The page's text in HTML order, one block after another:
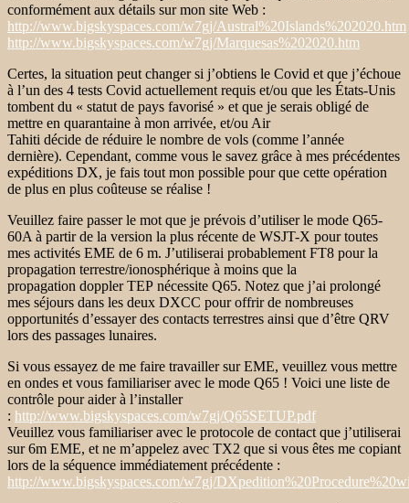
conformément aux détails sur mon site Web :
http://www.bigskyspaces.com/w7gj/Austral%20Islands%202020.htm
http://www.bigskyspaces.com/w7gj/Marquesas%202020.htm
Certes, la situation peut changer si j’obtiens le Covid et que j’échoue
à l’un des 4 tests Covid actuellement requis et/ou que les États-Unis
tombent du « statut de pays favorisé » et que je serais obligé de
mettre en quarantaine à mon arrivée, et/ou Air
Tahiti décide de réduire le nombre de vols (comme l’année
dernière). Cependant, comme vous le savez grâce à mes précédentes
expéditions DX, je fais tout mon possible pour que cette opération
de plus en plus coûteuse se réalise !
Veuillez faire passer le mot que je prévois d’utiliser le mode Q65-
60A à partir de la version la plus récente de WSJT-X pour toutes
mes activités EME de 6 m. J’utiliserai probablement FT8 pour la
propagation terrestre/ionosphérique à moins que la
propagation doppler TEP nécessite Q65. Notez que j’ai prolongé
mes séjours dans les deux DXCC pour offrir de nombreuses
opportunités d’essayer des contacts terrestres ainsi que d’être QRV
lors des passages lunaires.
Si vous essayez de me faire travailler sur EME, veuillez vous mettre
en ondes et vous familiariser avec le mode Q65 ! Voici une liste de
contrôle pour aider à l’installer
: http://www.bigskyspaces.com/w7gj/Q65SETUP.pdf
Veuillez vous familiariser avec le protocole de contact que j’utiliserai
sur 6m EME, et ne m’appelez avec TX2 que si vous êtes me copiant
lors de la séquence immédiatement précédente :
http://www.bigskyspaces.com/w7gj/